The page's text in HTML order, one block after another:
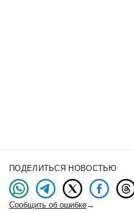
ПОДЕЛИТЬСЯ НОВОСТЬЮ
Сообщить об ошибке→